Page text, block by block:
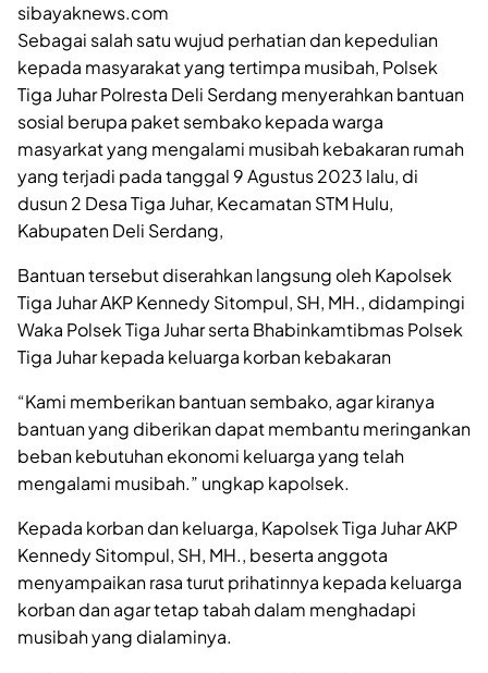
sibayaknews.com
Sebagai salah satu wujud perhatian dan kepedulian
kepada masyarakat yang tertimpa musibah, Polsek
Tiga Juhar Polresta Deli Serdang menyerahkan bantuan
sosial berupa paket sembako kepada warga
masyarkat yang mengalami musibah kebakaran rumah
yang terjadi pada tanggal 9 Agustus 2023 lalu, di
dusun 2 Desa Tiga Juhar, Kecamatan STM Hulu,
Kabupaten Deli Serdang,
Bantuan tersebut diserahkan langsung oleh Kapolsek
Tiga Juhar AKP Kennedy Sitompul, SH, MH., didampingi
Waka Polsek Tiga Juhar serta Bhabinkamtibmas Polsek
Tiga Juhar kepada keluarga korban kebakaran
“Kami memberikan bantuan sembako, agar kiranya
bantuan yang diberikan dapat membantu meringankan
beban kebutuhan ekonomi keluarga yang telah
mengalami musibah.” ungkap kapolsek.
Kepada korban dan keluarga, Kapolsek Tiga Juhar AKP
Kennedy Sitompul, SH, MH., beserta anggota
menyampaikan rasa turut prihatinnya kepada keluarga
korban dan agar tetap tabah dalam menghadapi
musibah yang dialaminya.